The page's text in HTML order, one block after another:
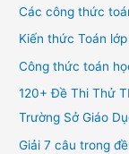
h
f
o
Các công thức
Kiến thức Toán
Công thức toán
120+ Đề Thi Thử
Trường Sở Giáo
Giải 7 câu trong